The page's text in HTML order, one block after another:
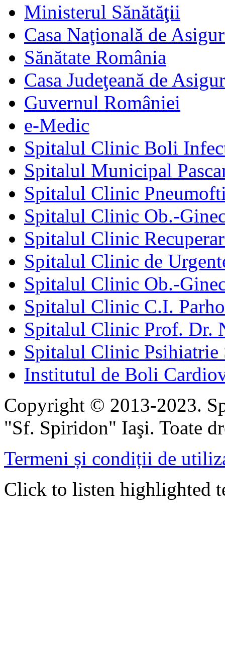
Ministerul Sănătăţii
Casa Naţională de
Sănătate România
Casa Judeţeană de
Guvernul României
e-Medic
Spitalul Clinic Boli
Spitalul Municipal
Spitalul Clinic
Spitalul Clinic Ob.-
Spitalul Clinic
Spitalul Clinic de
Spitalul Clinic Ob.-
Spitalul Clinic C.I.
Spitalul Clinic Prof. Dr.
Spitalul Clinic Psihiatrie
Institutul de Boli
Copyright © 2013-2023.
"Sf. Spiridon" Iaşi. Toate
Termeni și condiții de
Click to listen highlighted